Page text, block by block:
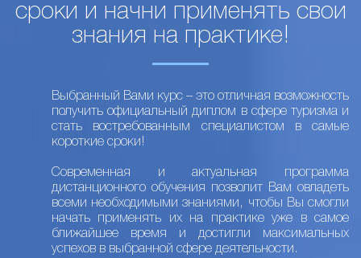
сроки и начни применять свои
знания на практике!
Выбранный Вами курс – это отличная возможность
получить официальный диплом в сфере туризма и
стать востребованным специалистом в самые
короткие сроки!
Современная и актуальная программа
дистанционного обучения позволит Вам овладеть
всеми необходимыми знаниями, чтобы Вы смогли
начать применять их на практике уже в самое
ближайшее время и достигли максимальных
успехов в выбранной сфере деятельности.